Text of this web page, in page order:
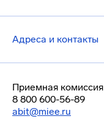
Адреса и контакты
Приемная комиссия
8 800 600-56-89
abit@miee.ru